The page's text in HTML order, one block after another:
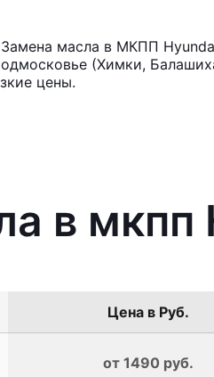
масла в МКПП
(Химки,
цены.
в мкпп
Цена в Руб.
от 1490 руб.